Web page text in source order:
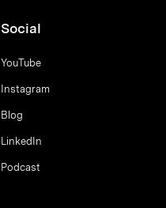
Social
YouTube
Instagram
Blog
LinkedIn
Podcast